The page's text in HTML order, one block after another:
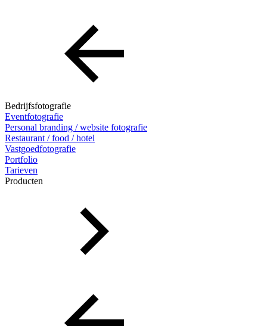
Bedrijfsfotografie
Eventfotografie
Personal branding / website fotografie
Restaurant / food / hotel
Vastgoedfotografie
Portfolio
Tarieven
Producten